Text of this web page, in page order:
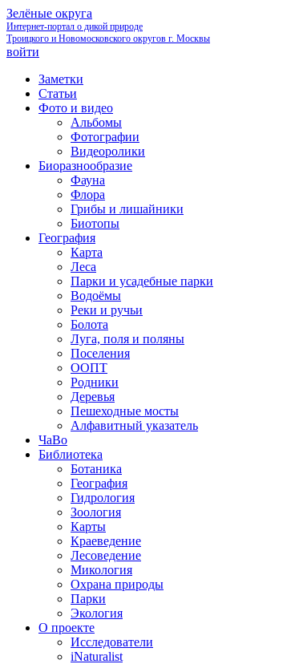
Зелёные округа
Интернет-портал о дикой природе
Троицкого и Новомосковского округов г. Москвы
войти
Заметки
Статьи
Фото и видео
Альбомы
Фотографии
Видеоролики
Биоразнообразие
Фауна
Флора
Грибы и лишайники
Биотопы
География
Карта
Леса
Парки и усадебные парки
Водоёмы
Реки и ручьи
Болота
Луга, поля и поляны
Поселения
ООПТ
Родники
Деревья
Пешеходные мосты
Алфавитный указатель
ЧаВо
Библиотека
Ботаника
География
Гидрология
Зоология
Карты
Краеведение
Лесоведение
Микология
Охрана природы
Парки
Экология
О проекте
Исследователи
iNaturalist